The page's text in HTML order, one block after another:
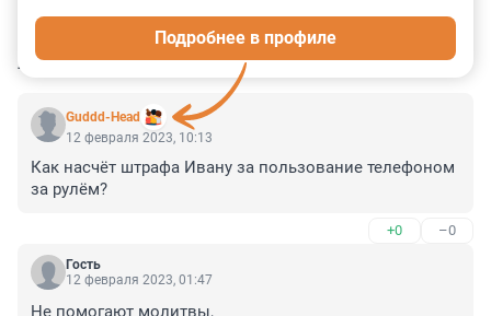
КОММЕНТАРИИ 22
Guddd-Head
Подробнее в профиле
12 февраля 2023, 10:13
Как насчёт штрафа Ивану за пользование телефоном
за рулём?
+0 –0
Гость
12 февраля 2023, 01:47
Не помогают молитвы,